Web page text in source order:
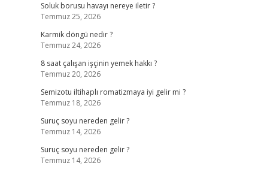
Soluk borusu havayı nereye iletir ?
Temmuz 25, 2026
Karmik döngü nedir ?
Temmuz 24, 2026
8 saat çalışan işçinin yemek hakkı ?
Temmuz 20, 2026
Semizotu iltihaplı romatizmaya iyi gelir mi ?
Temmuz 18, 2026
Suruç soyu nereden gelir ?
Temmuz 14, 2026
Suruç soyu nereden gelir ?
Temmuz 14, 2026